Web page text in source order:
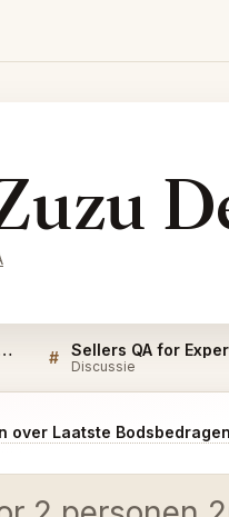
Detroit Reviews # Discussie
over Laatste